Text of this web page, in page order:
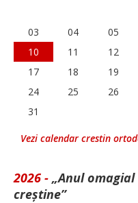
03
04 05
10
11 12
17
18 19
24
25 26
31
Vezi calendar crestin
2026 - „Anul
creștine”